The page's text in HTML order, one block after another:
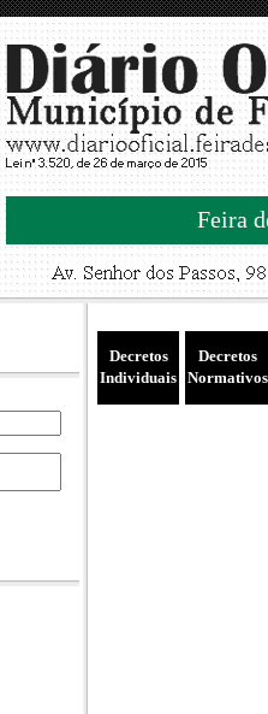
Feira
Decretos
Individuais
Decretos
Normativos